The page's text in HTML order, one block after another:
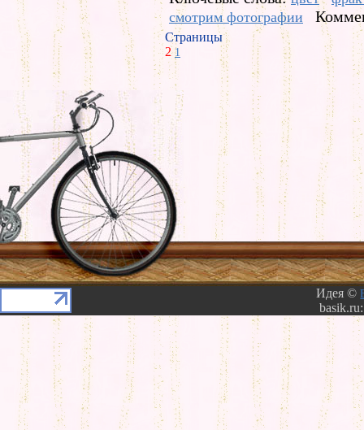
смотрим фотографии
Страницы
2 1
Идея ©